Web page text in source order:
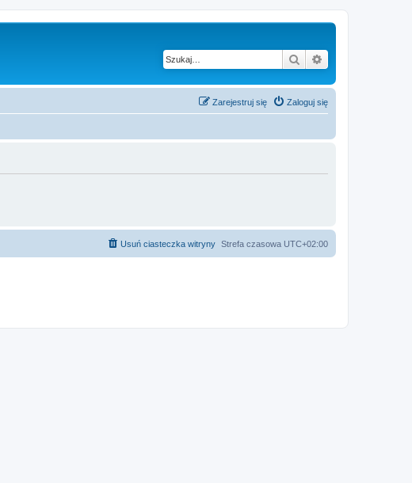
Szukaj
Zaloguj się
Zarejestruj się
Strefa czasowa UTC+02:00
Usuń ciasteczka witryny